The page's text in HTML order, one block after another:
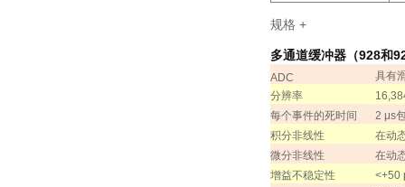
规格 +
多通道缓冲器（928和
ADC
具有
分辨率
每个事件的死时间
2 μs
积分非线性
在动
微分非线性
在动
增益不稳定性
<+50